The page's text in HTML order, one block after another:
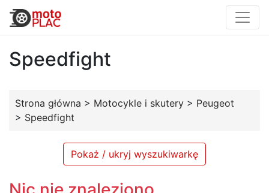
Speedfight
Strona główna > Motocykle i skutery > Peugeot
> Speedfight
Pokaż / ukryj wyszukiwarkę